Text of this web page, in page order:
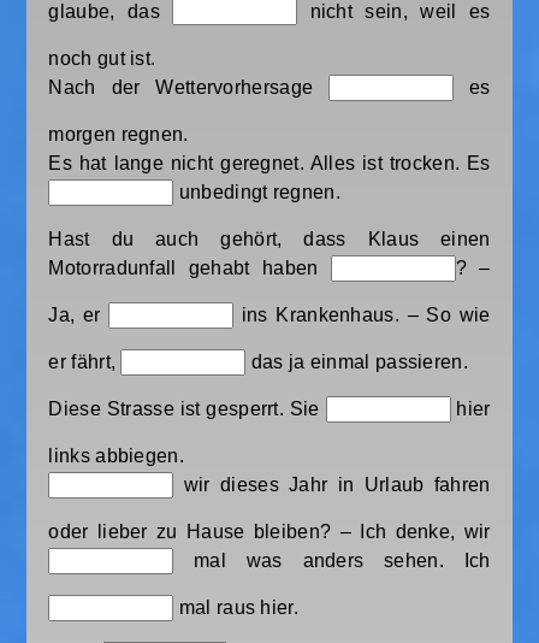
glaube, das nicht sein, weil es
noch gut ist.
Nach der Wettervorhersage
es
morgen regnen.
Es hat lange nicht geregnet. Alles ist trocken. Es
unbedingt regnen.
Hast du auch gehört, dass Klaus einen
Motorradunfall gehabt haben
? –
Ja, er ins Krankenhaus. – So wie
er fährt, das ja einmal passieren.
Diese Strasse ist gesperrt. Sie hier
links abbiegen.
wir dieses Jahr in Urlaub fahren
oder lieber zu Hause bleiben? – Ich denke, wir
mal was anders sehen. Ich
mal raus hier.